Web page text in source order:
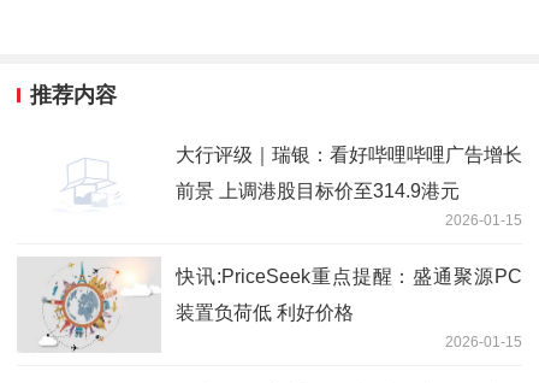
推荐内容
大行评级｜瑞银：看好哔哩哔哩广告增长
前景 上调港股目标价至314.9港元
2026-01-15
快讯:PriceSeek重点提醒：盛通聚源PC
装置负荷低 利好价格
2026-01-15